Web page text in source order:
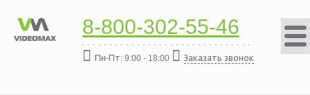
8-800-302-55-46
Пн-Пт: 9:00 - 18:00 Заказать звонок